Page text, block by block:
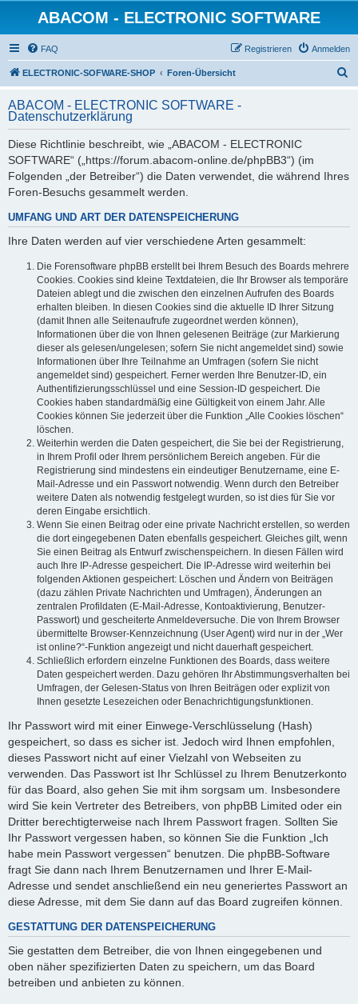
ABACOM - ELECTRONIC SOFTWARE
FAQ Anmelden
Registrieren
ELECTRONIC-SOFWARE-SHOP Foren-Übersicht
h
ABACOM - ELECTRONIC SOFTWARE -
Datenschutzerklärung
Diese Richtlinie beschreibt, wie „ABACOM - ELECTRONIC
SOFTWARE“ („https://forum.abacom-online.de/phpBB3“) (im
Folgenden „der Betreiber“) die Daten verwendet, die während Ihres
Foren-Besuchs gesammelt werden.
UMFANG UND ART DER DATENSPEICHERUNG
Ihre Daten werden auf vier verschiedene Arten gesammelt:
Die Forensoftware phpBB erstellt bei Ihrem Besuch des Boards mehrere
Cookies. Cookies sind kleine Textdateien, die Ihr Browser als temporäre
Dateien ablegt und die zwischen den einzelnen Aufrufen des Boards
erhalten bleiben. In diesen Cookies sind die aktuelle ID Ihrer Sitzung
(damit Ihnen alle Seitenaufrufe zugeordnet werden können),
Informationen über die von Ihnen gelesenen Beiträge (zur Markierung
dieser als gelesen/ungelesen; sofern Sie nicht angemeldet sind) sowie
Informationen über Ihre Teilnahme an Umfragen (sofern Sie nicht
angemeldet sind) gespeichert. Ferner werden Ihre Benutzer-ID, ein
Authentifizierungsschlüssel und eine Session-ID gespeichert. Die
Cookies haben standardmäßig eine Gültigkeit von einem Jahr. Alle
Cookies können Sie jederzeit über die Funktion „Alle Cookies löschen“
löschen.
Weiterhin werden die Daten gespeichert, die Sie bei der Registrierung,
in Ihrem Profil oder Ihrem persönlichem Bereich angeben. Für die
Registrierung sind mindestens ein eindeutiger Benutzername, eine E-
Mail-Adresse und ein Passwort notwendig. Wenn durch den Betreiber
weitere Daten als notwendig festgelegt wurden, so ist dies für Sie vor
deren Eingabe ersichtlich.
Wenn Sie einen Beitrag oder eine private Nachricht erstellen, so werden
die dort eingegebenen Daten ebenfalls gespeichert. Gleiches gilt, wenn
Sie einen Beitrag als Entwurf zwischenspeichern. In diesen Fällen wird
auch Ihre IP-Adresse gespeichert. Die IP-Adresse wird weiterhin bei
folgenden Aktionen gespeichert: Löschen und Ändern von Beiträgen
(dazu zählen Private Nachrichten und Umfragen), Änderungen an
zentralen Profildaten (E-Mail-Adresse, Kontoaktivierung, Benutzer-
Passwort) und gescheiterte Anmeldeversuche. Die von Ihrem Browser
übermittelte Browser-Kennzeichnung (User Agent) wird nur in der „Wer
ist online?“-Funktion angezeigt und nicht dauerhaft gespeichert.
Schließlich erfordern einzelne Funktionen des Boards, dass weitere
Daten gespeichert werden. Dazu gehören Ihr Abstimmungsverhalten bei
Umfragen, der Gelesen-Status von Ihren Beiträgen oder explizit von
Ihnen gesetzte Lesezeichen oder Benachrichtigungsfunktionen.
Ihr Passwort wird mit einer Einwege-Verschlüsselung (Hash)
gespeichert, so dass es sicher ist. Jedoch wird Ihnen empfohlen,
dieses Passwort nicht auf einer Vielzahl von Webseiten zu
verwenden. Das Passwort ist Ihr Schlüssel zu Ihrem Benutzerkonto
für das Board, also gehen Sie mit ihm sorgsam um. Insbesondere
wird Sie kein Vertreter des Betreibers, von phpBB Limited oder ein
Dritter berechtigterweise nach Ihrem Passwort fragen. Sollten Sie
Ihr Passwort vergessen haben, so können Sie die Funktion „Ich
habe mein Passwort vergessen“ benutzen. Die phpBB-Software
fragt Sie dann nach Ihrem Benutzernamen und Ihrer E-Mail-
Adresse und sendet anschließend ein neu generiertes Passwort an
diese Adresse, mit dem Sie dann auf das Board zugreifen können.
GESTATTUNG DER DATENSPEICHERUNG
Sie gestatten dem Betreiber, die von Ihnen eingegebenen und
oben näher spezifizierten Daten zu speichern, um das Board
betreiben und anbieten zu können.